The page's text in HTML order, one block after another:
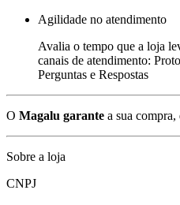
Agilidade no atendimento
Avalia o tempo que a loja
canais de atendimento:
Perguntas e Respostas
O Magalu garante a sua
Sobre a loja
CNPJ